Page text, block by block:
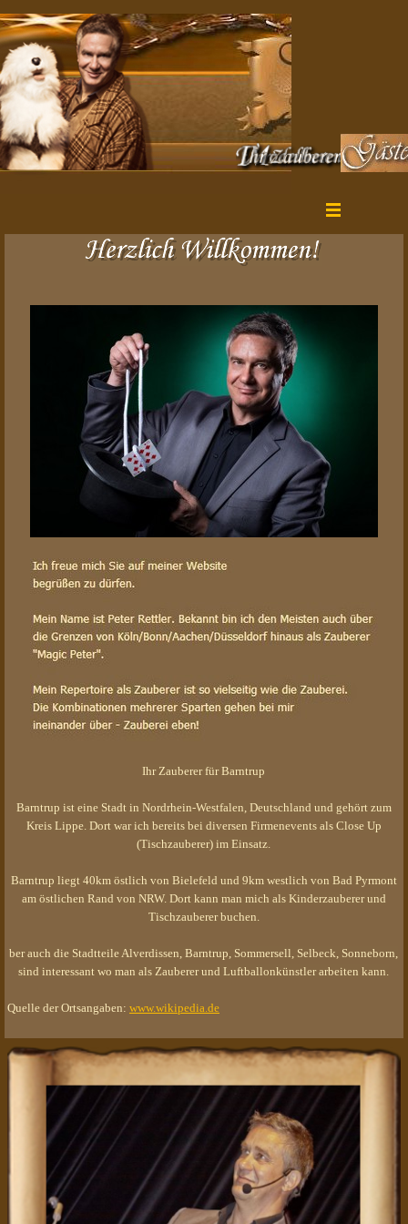
Ihr Zauberer für Barntrup
Barntrup ist eine Stadt in Nordrhein-Westfalen, Deutschland und gehört zum
Kreis Lippe. Dort war ich bereits bei diversen Firmenevents als Close Up
(Tischzauberer) im Einsatz.
Barntrup liegt 40km östlich von Bielefeld und 9km westlich von Bad Pyrmont
am östlichen Rand von NRW. Dort kann man mich als Kinderzauberer und
Tischzauberer buchen.
ber auch die Stadtteile Alverdissen, Barntrup, Sommersell, Selbeck, Sonneborn,
sind interessant wo man als Zauberer und Luftballonkünstler arbeiten kann.
Quelle der Ortsangaben: www.wikipedia.de